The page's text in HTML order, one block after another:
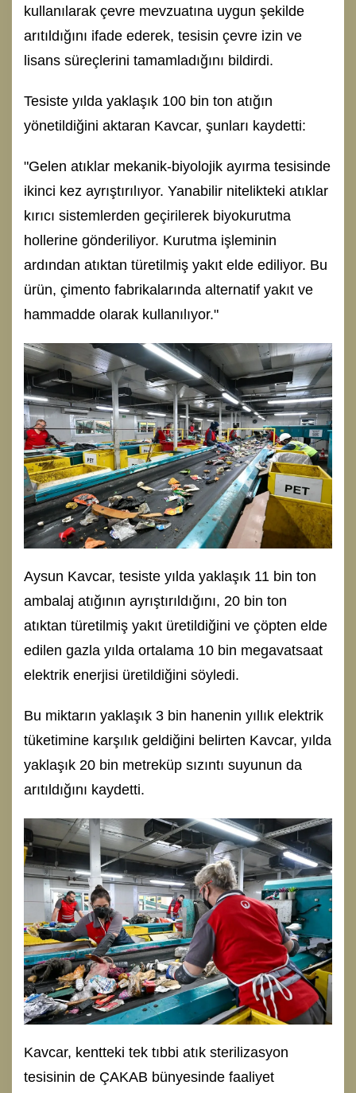
kullanılarak çevre mevzuatına uygun şekilde
arıtıldığını ifade ederek, tesisin çevre izin ve
lisans süreçlerini tamamladığını bildirdi.
Tesiste yılda yaklaşık 100 bin ton atığın
yönetildiğini aktaran Kavcar, şunları kaydetti:
"Gelen atıklar mekanik-biyolojik ayırma tesisinde
ikinci kez ayrıştırılıyor. Yanabilir nitelikteki atıklar
kırıcı sistemlerden geçirilerek biyokurutma
hollerine gönderiliyor. Kurutma işleminin
ardından atıktan türetilmiş yakıt elde ediliyor. Bu
ürün, çimento fabrikalarında alternatif yakıt ve
hammadde olarak kullanılıyor."
Aysun Kavcar, tesiste yılda yaklaşık 11 bin ton
ambalaj atığının ayrıştırıldığını, 20 bin ton
atıktan türetilmiş yakıt üretildiğini ve çöpten elde
edilen gazla yılda ortalama 10 bin megavatsaat
elektrik enerjisi üretildiğini söyledi.
Bu miktarın yaklaşık 3 bin hanenin yıllık elektrik
tüketimine karşılık geldiğini belirten Kavcar, yılda
yaklaşık 20 bin metreküp sızıntı suyunun da
arıtıldığını kaydetti.
Kavcar, kentteki tek tıbbi atık sterilizasyon
tesisinin de ÇAKAB bünyesinde faaliyet